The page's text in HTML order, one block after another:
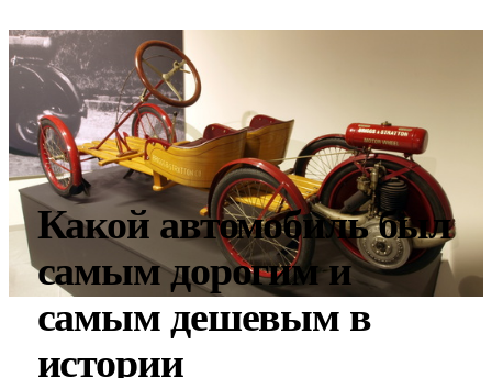
Какой автомобиль был
самым дорогим и
самым дешевым в
истории